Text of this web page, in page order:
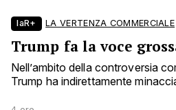
laR+ LA VERTENZA COMMERCIALE
Trump fa la voce
Nell’ambito della controversia
Trump ha indirettamente